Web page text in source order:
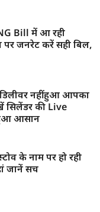
Bill में आ रही
पर जनरेट करें सही बिल,
नहीं हुआ आपका
सिलेंडर की Live
आसान
के नाम पर हो रही
जानें सच